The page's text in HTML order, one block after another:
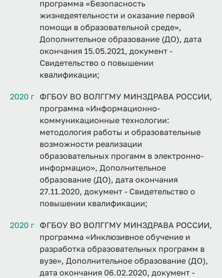
программа «Безопасность
жизнедеятельности и оказание первой
помощи в образовательной среде»,
Дополнительное образование (ДО), дата
окончания 15.05.2021, документ -
Свидетельство о повышении
квалификации;
2020 г ФГБОУ ВО ВОЛГГМУ МИНЗДРАВА РОССИИ,
программа «Информационно-
коммуникационные технологии:
методология работы и образовательные
возможности реализации
образовательных прогамм в электронно-
информацио», Дополнительное
образование (ДО), дата окончания
27.11.2020, документ - Свидетельство о
повышении квалификации;
2020 г ФГБОУ ВО ВОЛГГМУ МИНЗДРАВА РОССИИ,
программа «Инклюзивное обучение и
разработка образовательных программ в
вузе», Дополнительное образование (ДО),
дата окончания 06.02.2020, документ -